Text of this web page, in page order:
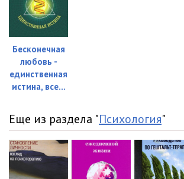
Бесконечная
любовь -
единственная
истина, все...
Еще из раздела "Психология"